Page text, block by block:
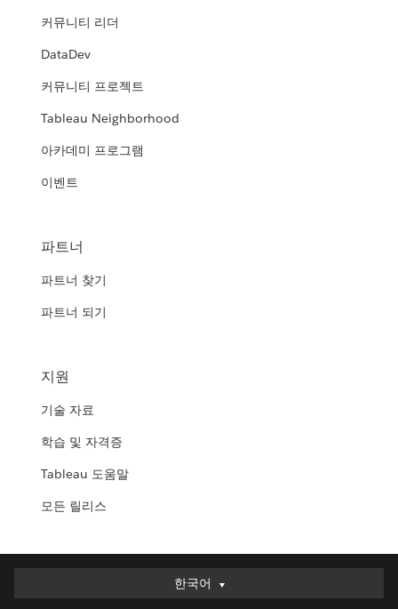
커뮤니티 리더
DataDev
커뮤니티 프로젝트
Tableau Neighborhood
아카데미 프로그램
이벤트
파트너
파트너 찾기
파트너 되기
지원
기술 자료
학습 및 자격증
Tableau 도움말
모든 릴리스
한국어
한국어